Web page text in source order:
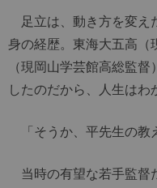
足立は、動き方を変え
身の経歴。東海大五高（
（現岡山学芸館高総監
したのだから、人生はわ
「そうか、平先生の教
当時の有望な若手監督